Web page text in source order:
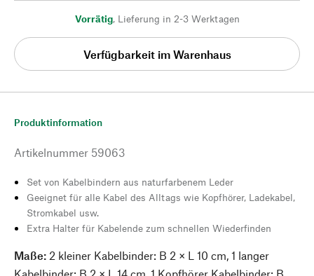
Vorrätig, Lieferung in 2-3 Werktagen
Verfügbarkeit im Warenhaus
Produktinformation
Artikelnummer 59063
Set von Kabelbindern aus naturfarbenem Leder
Geeignet für alle Kabel des Alltags wie Kopfhörer, Ladekabel,
Stromkabel usw.
Extra Halter für Kabelende zum schnellen Wiederfinden
Maße: 2 kleiner Kabelbinder: B 2 × L 10 cm, 1 langer